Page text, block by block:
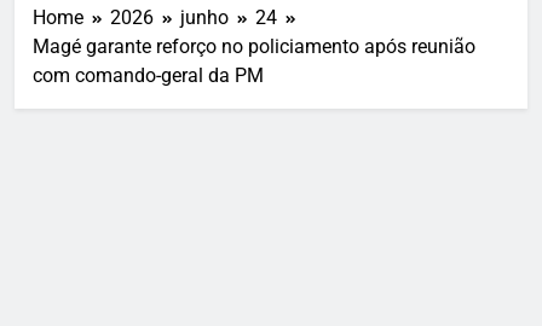
Home 2026 junho
24
Magé garante reforço no policiamento após reunião
com comando-geral da PM